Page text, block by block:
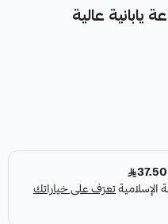
عالية
متينة وعالية الجودة